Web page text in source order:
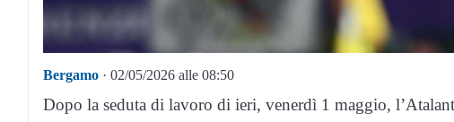
Bergamo · 02/05/2026 alle 08:50
Dopo la seduta di lavoro di ieri, venerdì 1 maggio,